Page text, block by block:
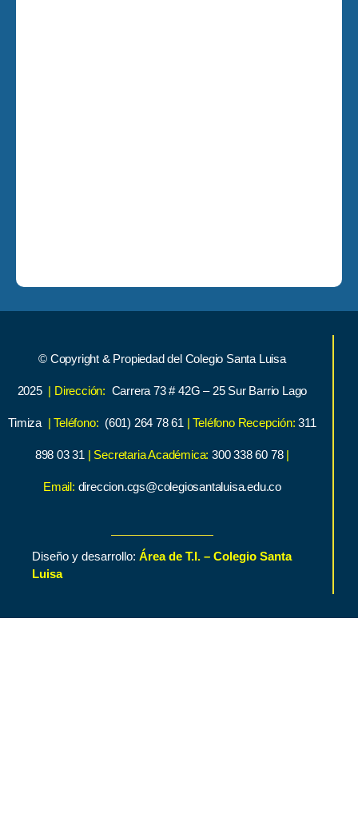
© Copyright & Propiedad del Colegio Santa Luisa
2025 | Dirección: Carrera 73 # 42G – 25 Sur Barrio Lago
Timiza | Teléfono: (601) 264 78 61 | Teléfono Recepción: 311
898 03 31 | Secretaria Académica:300 338 60 78 |
Email: direccion.cgs@colegiosantaluisa.edu.co
Diseño y desarrollo: Área de T.I. – Colegio Santa
Luisa